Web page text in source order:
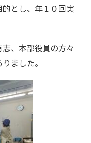
とし、年１０回実
、本部役員の方々
ました。